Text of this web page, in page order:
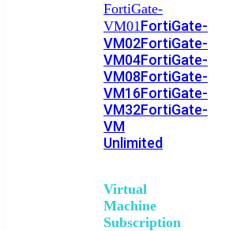
FortiGate-
VM01FortiGate-
VM02FortiGate-
VM04FortiGate-
VM08FortiGate-
VM16FortiGate-
VM32FortiGate-
VM
Unlimited
Virtual
Machine
Subscription